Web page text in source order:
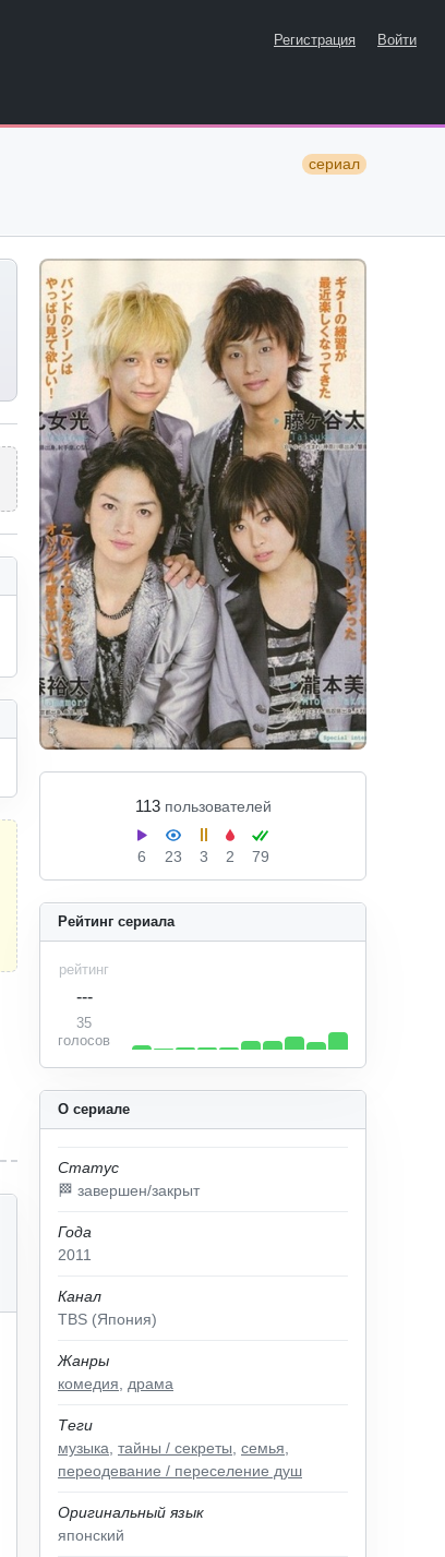
Регистрация Войти
сериал
113 пользователей
6 23 3 2 79
О сериале
Статус
🏁 завершен/закрыт
Года
2011
Канал
TBS (Япония)
Жанры
комедия
драма
Теги
музыка тайны / секреты семья
переодевание / переселение душ
Оригинальный язык
японский
Рейтинг сериала
рейтинг
---
35
голосов